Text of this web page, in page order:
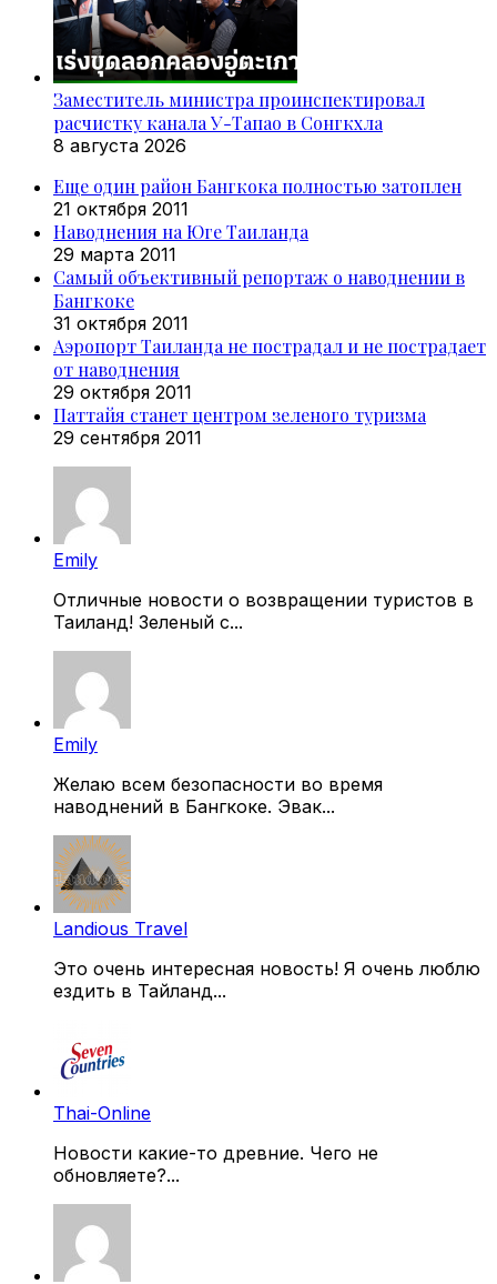
Заместитель министра проинспектировал
расчистку канала У-Тапао в Сонгкхла
8 августа 2026
Еще один район Бангкока полностью затоплен
21 октября 2011
Наводнения на Юге Таиланда
29 марта 2011
Самый объективный репортаж о наводнении в
Бангкоке
31 октября 2011
Аэропорт Таиланда не пострадал и не пострадает
от наводнения
29 октября 2011
Паттайя станет центром зеленого туризма
29 сентября 2011
Emily
Отличные новости о возвращении туристов в
Таиланд! Зеленый с...
Emily
Желаю всем безопасности во время
наводнений в Бангкоке. Эвак...
Landious Travel
Это очень интересная новость! Я очень люблю
ездить в Тайланд...
Thai-Online
Новости какие-то древние. Чего не
обновляете?...